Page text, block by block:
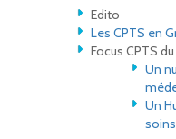
Edito
Les CPTS en
Focus CPTS
Un
Un
soins